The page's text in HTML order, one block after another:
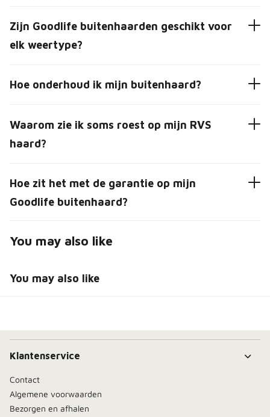
Zijn Goodlife buitenhaarden geschikt voor
elk weertype?
Hoe onderhoud ik mijn buitenhaard?
Waarom zie ik soms roest op mijn RVS
haard?
Hoe zit het met de garantie op mijn
Goodlife buitenhaard?
You may also like
You may also like
Klantenservice
Contact
Algemene voorwaarden
Bezorgen en afhalen